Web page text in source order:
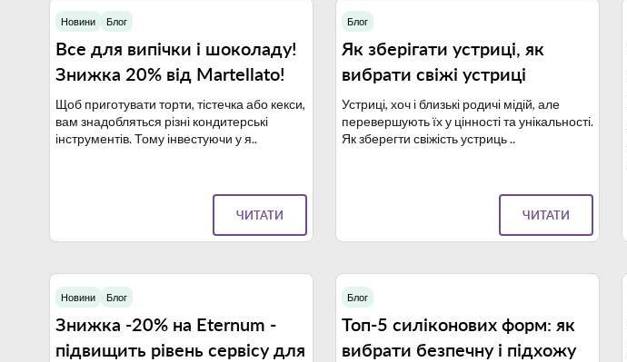
Новини Блог
Все для випічки і шоколаду!
Знижка 20% від Martellato!
Щоб приготувати торти, тістечка або кекси,
вам знадобляться різні кондитерські
інструментів. Тому інвестуючи у я..
ЧИТАТИ
Блог
Як зберігати устриці, як
вибрати свіжі устриці
Устриці, хоч і близькі родичі мідій, але
перевершують їх у цінності та унікальності.
Як зберегти свіжість устриць ..
ЧИТАТИ
Новини Блог
Знижка -20% на Eternum -
підвищить рівень сервісу для
Блог
Топ-5 силіконових форм: як
вибрати безпечну і підхожу